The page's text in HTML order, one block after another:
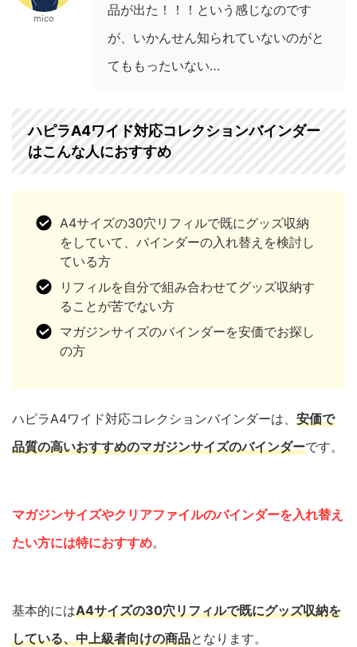
mico
品が出た！！！という感じなのです
が、いかんせん知られていないのがと
てももったいない…
ハピラA4ワイド対応コレクションバインダー
はこんな人におすすめ
A4サイズの30穴リフィルで既にグッズ収納
をしていて、バインダーの入れ替えを検討し
ている方
リフィルを自分で組み合わせてグッズ収納す
ることが苦でない方
マガジンサイズのバインダーを安価でお探し
の方
ハピラA4ワイド対応コレクションバインダーは、 安価で
品質の高いおすすめのマガジンサイズのバインダーです。
マガジンサイズやクリアファイルのバインダーを入れ替え
たい方には特におすすめ。
基本的にはA4サイズの30穴リフィルで既にグッズ収納を
している、中上級者向けの商品となります。